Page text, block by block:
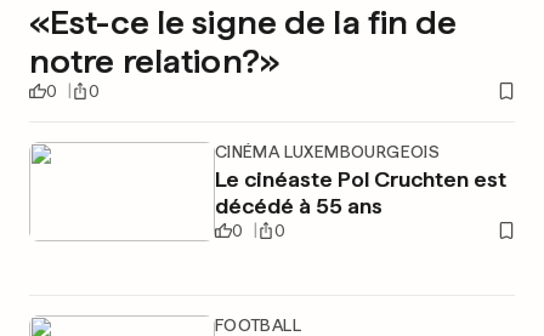
«Est-ce le signe de la fin de
notre relation?»
0 0
CINÉMA LUXEMBOURGEOIS
Le cinéaste Pol Cruchten est
décédé à 55 ans
0 0
FOOTBALL